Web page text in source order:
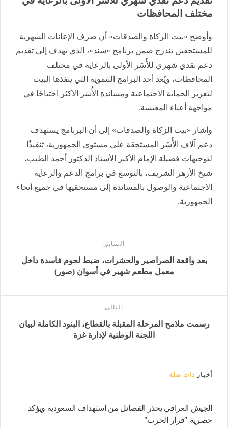
مختلف المحافظات
وأوضح «بيت الزكاة والصدقات» أن صرف الإعانات الشهرية
للمستحقين يندرج ضمن برنامج «سند»، الذي يهدف إلى تقديم
دعم نقدي شهري للأُسَر الأولى بالرعاية في مختلف
المحافظات، ويُعد أحد البرامج التنموية التي ينفذها البيت
لتعزيز الحماية الاجتماعية ومساندة الأُسَر الأكثر احتياجًا في
مواجهة أعباء المعيشة.
وأشار «بيت الزكاة والصدقات» إلى أن البرنامج يستهدف
دعم آلاف الأُسَر المستحقة على مستوى الجمهورية، تنفيذًا
لتوجيهات فضيلة الإمام الأكبر الأستاذ الدكتور أحمد الطيب،
شيخ الأزهر الشريف، بالتوسع في برامج الدعم والرعاية
الاجتماعية والوصول بالمساندة إلى مستحقيها في جميع أنحاء
الجمهورية.
السابق
بعد واقعة الصراصير والحشرات، ضبط لحوم فاسدة داخل
معمل مطعم شهير في أسوان (صور)
التالى
رسمت ملامح المرحلة المقبلة بالقطاع، البنود الكاملة لبيان
اللجنة الوطنية لإدارة غزة
أخبار ذات صلة
الجيش العراقي يحذر الفصائل من استهداف السعودية ويؤكد
حصرية "قرار الحرب"